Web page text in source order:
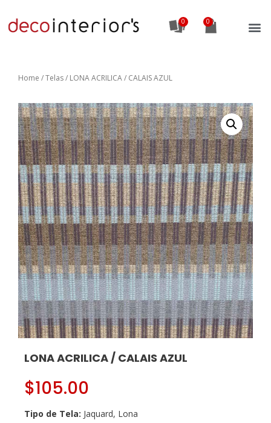
0
Home /Telas/ LONA ACRILICA / CALAIS AZUL
LONA ACRILICA / CALAIS AZUL
$105.00
Tipo de Tela: Jaquard, Lona